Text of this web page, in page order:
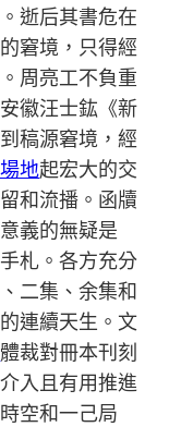
逝后其書危在
窘境，只得經
周亮工不負重
徽汪士鈜《新
稿源窘境，經
地起宏大的交
和流播。函牘
義的無疑是
札。各方充分
二集、余集和
連續天生。文
體裁對冊本刊刻
入且有用推進
空和一己局